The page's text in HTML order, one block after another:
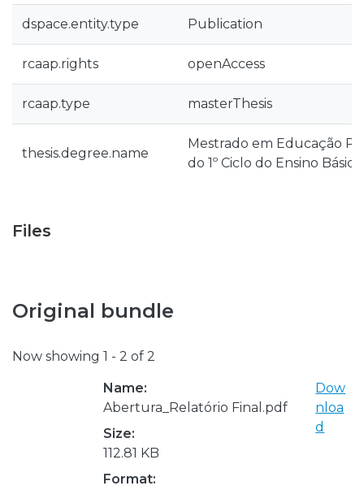
dspace.entity.type Publication
rcaap.rights openAccess
rcaap.type masterThesis
thesis.degree.name
Mestrado em Educação
do 1º Ciclo do Ensino Básico
Files
Original bundle
Now showing 1 - 2 of 2
Name:
Abertura_Relatório Final.pdf
Size:
112.81 KB
Format:
Dow
nloa
d